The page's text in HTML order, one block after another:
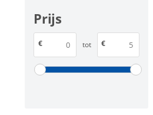
Prijs
€ tot €